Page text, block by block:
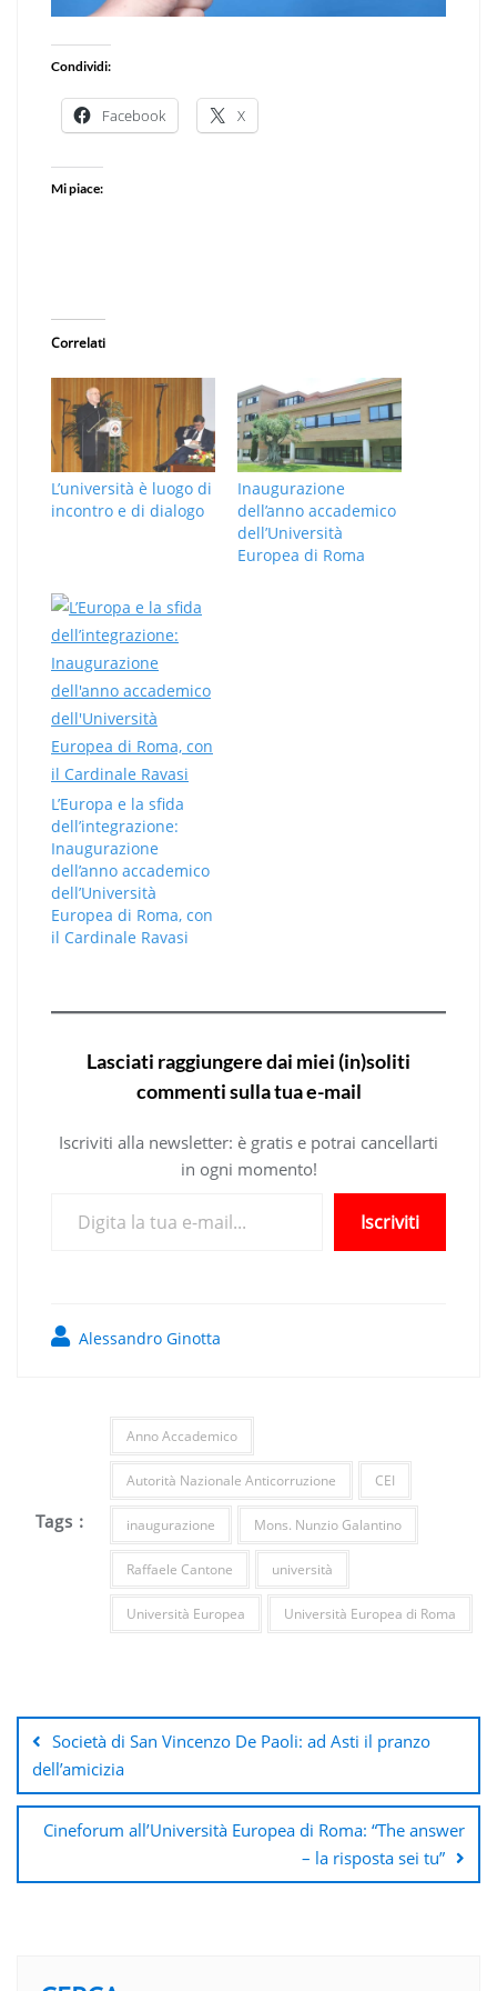
Condividi:
Facebook X
Mi piace:
Correlati
L’università è luogo di
incontro e di dialogo
Inaugurazione
dell’anno accademico
dell’Università
Europea di Roma
L’Europa e la sfida
dell’integrazione:
Inaugurazione
dell’anno accademico
dell’Università
Europea di Roma, con
il Cardinale Ravasi
Lasciati raggiungere dai miei (in)soliti
commenti sulla tua e-mail
Iscriviti alla newsletter: è gratis e potrai cancellarti
in ogni momento!
Iscriviti
Alessandro Ginotta
Tags :
Anno Accademico
Autorità Nazionale Anticorruzione CEI
inaugurazione Mons. Nunzio Galantino
Raffaele Cantone università
Università Europea Università Europea di Roma
articoli
Società di San Vincenzo De Paoli: ad Asti il pranzo
dell’amicizia
Cineforum all’Università Europea di Roma: “The answer
– la risposta sei tu”